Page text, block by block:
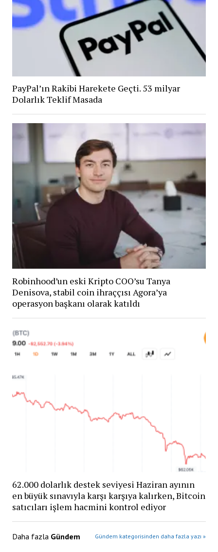
PayPal’ın Rakibi Harekete Geçti. 53 milyar
Dolarlık Teklif Masada
Robinhood’un eski Kripto COO’su Tanya
Denisova, stabil coin ihraççısı Agora’ya
operasyon başkanı olarak katıldı
62.000 dolarlık destek seviyesi Haziran ayının
en büyük sınavıyla karşı karşıya kalırken, Bitcoin
satıcıları işlem hacmini kontrol ediyor
Daha fazla Gündem Gündem kategorisinden daha fazla yazı »